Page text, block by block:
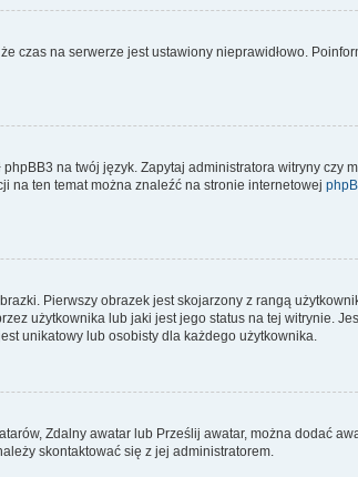
czas na serwerze jest ustawiony nieprawidłowo.
na twój język. Zapytaj administratora witryny czy
na ten temat można znaleźć na stronie internetowej
Pierwszy obrazek jest skojarzony z rangą
użytkownika lub jaki jest jego status na tej witrynie.
unikatowy lub osobisty dla każdego użytkownika.
Zdalny awatar lub Prześlij awatar, można dodać
skontaktować się z jej administratorem.